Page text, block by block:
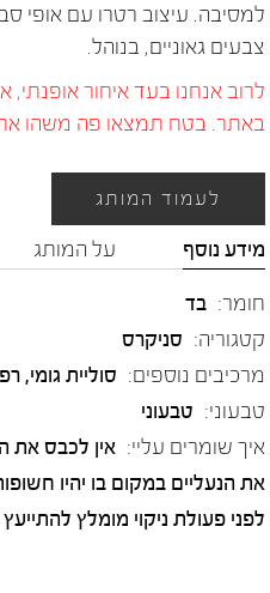
למסיבה. עיצוב רטרו עם אופי
צבעים גאוניים, בנוהל.
לרוב אנחנו בעד איחור
באתר. בטח תמצאו פה משהו
לעמוד המותג
מידע נוסף על המותג
חומר: בד
קטגוריה: סניקרס
מרכיבים נוספים: סוליית גומי,
טבעוני: טבעוני
איך שומרים עליי: אין לכבס את
את הנעליים במקום בו יהיו
לפני פעולת ניקוי מומלץ